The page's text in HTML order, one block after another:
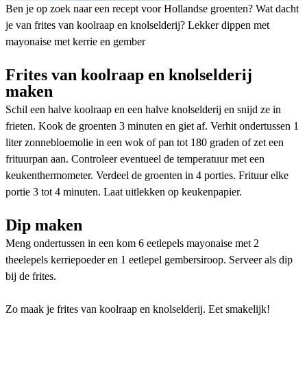
Ben je op zoek naar een recept voor Hollandse groenten? Wat dacht
je van frites van koolraap en knolselderij? Lekker dippen met
mayonaise met kerrie en gember
Frites van koolraap en knolselderij
maken
Schil een halve koolraap en een halve knolselderij en snijd ze in
frieten. Kook de groenten 3 minuten en giet af. Verhit ondertussen 1
liter zonnebloemolie in een wok of pan tot 180 graden of zet een
frituurpan aan. Controleer eventueel de temperatuur met een
keukenthermometer. Verdeel de groenten in 4 porties. Frituur elke
portie 3 tot 4 minuten. Laat uitlekken op keukenpapier.
Dip maken
Meng ondertussen in een kom 6 eetlepels mayonaise met 2
theelepels kerriepoeder en 1 eetlepel gembersiroop. Serveer als dip
bij de frites.
Zo maak je frites van koolraap en knolselderij. Eet smakelijk!